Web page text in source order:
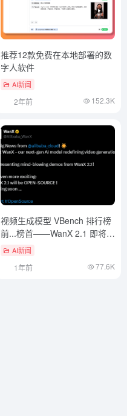
推荐12款免费在本地部署的数
字人软件
AI新闻
2年前 152.3K
视频生成模型 VBench 排行榜
前...榜首——WanX 2.1 即将开
源！AI新闻
1年前 77.6K